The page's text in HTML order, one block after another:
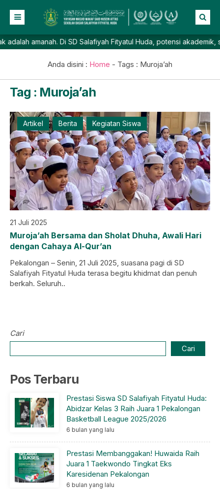
Beranda
Berita
Prestasi
Galeri
Lainnya
amanah. Di SD Salafiyah Fityatul Huda, potensi akademik,
Anda disini : Home - Tags : Muroja’ah
Tag : Muroja’ah
Artikel Berita Kegiatan Siswa
21 Juli 2025
Muroja’ah Bersama dan Sholat Dhuha, Awali Hari
dengan Cahaya Al-Qur’an
Pekalongan – Senin, 21 Juli 2025, suasana pagi di SD
Salafiyah Fityatul Huda terasa begitu khidmat dan penuh
berkah. Seluruh..
Cari
Cari
Pos Terbaru
Prestasi Siswa SD Salafiyah Fityatul Huda:
Abidzar Kelas 3 Raih Juara 1 Pekalongan
Basketball League 2025/2026
6 bulan yang lalu
Prestasi Membanggakan! Huwaida Raih
Juara 1 Taekwondo Tingkat Eks
Karesidenan Pekalongan
6 bulan yang lalu